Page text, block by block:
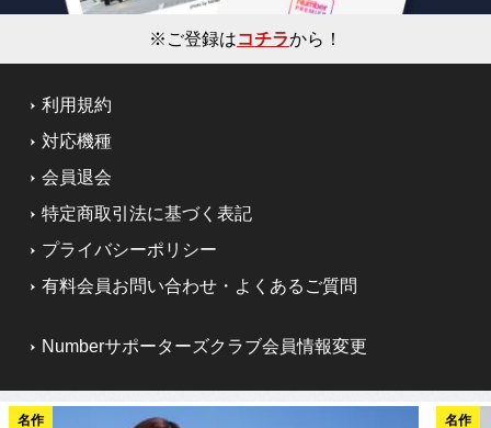
※ご登録はコチラから！
利用規約
対応機種
会員退会
特定商取引法に基づく表記
プライバシーポリシー
有料会員お問い合わせ・よくあるご質問
Numberサポーターズクラブ会員情報変更
名作 名作